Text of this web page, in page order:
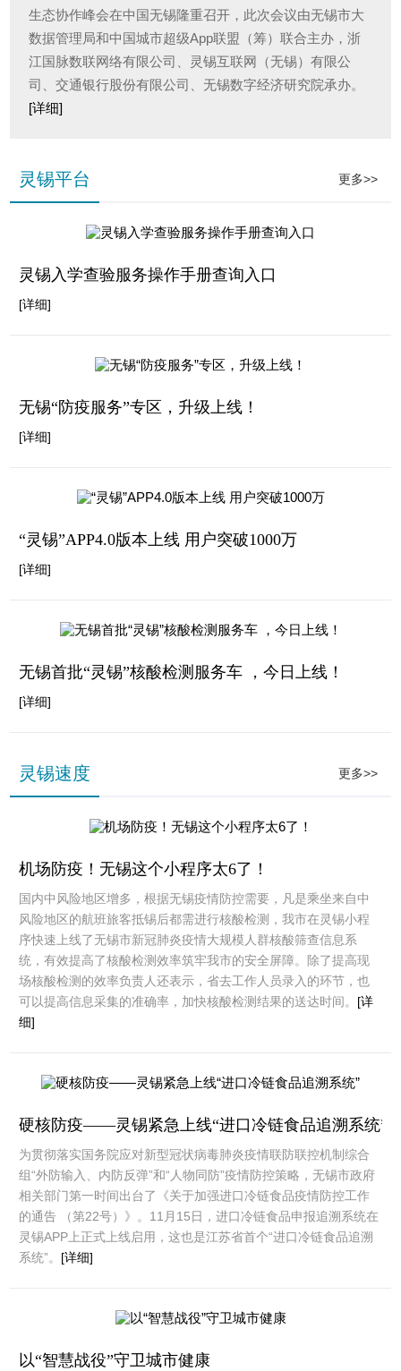
生态协作峰会在中国无锡隆重召开，此次会议由无锡市大
数据管理局和中国城市超级App联盟（筹）联合主办，浙
江国脉数联网络有限公司、灵锡互联网（无锡）有限公
司、交通银行股份有限公司、无锡数字经济研究院承办。
[详细]
灵锡平台 更多>>
灵锡入学查验服务操作手册查询入口
[详细]
无锡“防疫服务”专区，升级上线！
[详细]
“灵锡”APP4.0版本上线 用户突破1000万
[详细]
无锡首批“灵锡”核酸检测服务车 ，今日上线！
[详细]
灵锡速度 更多>>
机场防疫！无锡这个小程序太6了！
国内中风险地区增多，根据无锡疫情防控需要，凡是乘坐来自中
风险地区的航班旅客抵锡后都需进行核酸检测，我市在灵锡小程
序快速上线了无锡市新冠肺炎疫情大规模人群核酸筛查信息系
统，有效提高了核酸检测效率筑牢我市的安全屏障。除了提高现
场核酸检测的效率负责人还表示，省去工作人员录入的环节，也
可以提高信息采集的准确率，加快核酸检测结果的送达时间。 [详
细]
硬核防疫——灵锡紧急上线“进口冷链食品追溯系统”
为贯彻落实国务院应对新型冠状病毒肺炎疫情联防联控机制综合
组“外防输入、内防反弹”和“人物同防”疫情防控策略，无锡市政府
相关部门第一时间出台了《关于加强进口冷链食品疫情防控工作
的通告 （第22号）》。11月15日，进口冷链食品申报追溯系统在
灵锡APP上正式上线启用，这也是江苏省首个“进口冷链食品追溯
系统”。 [详细]
以“智慧战役”守卫城市健康